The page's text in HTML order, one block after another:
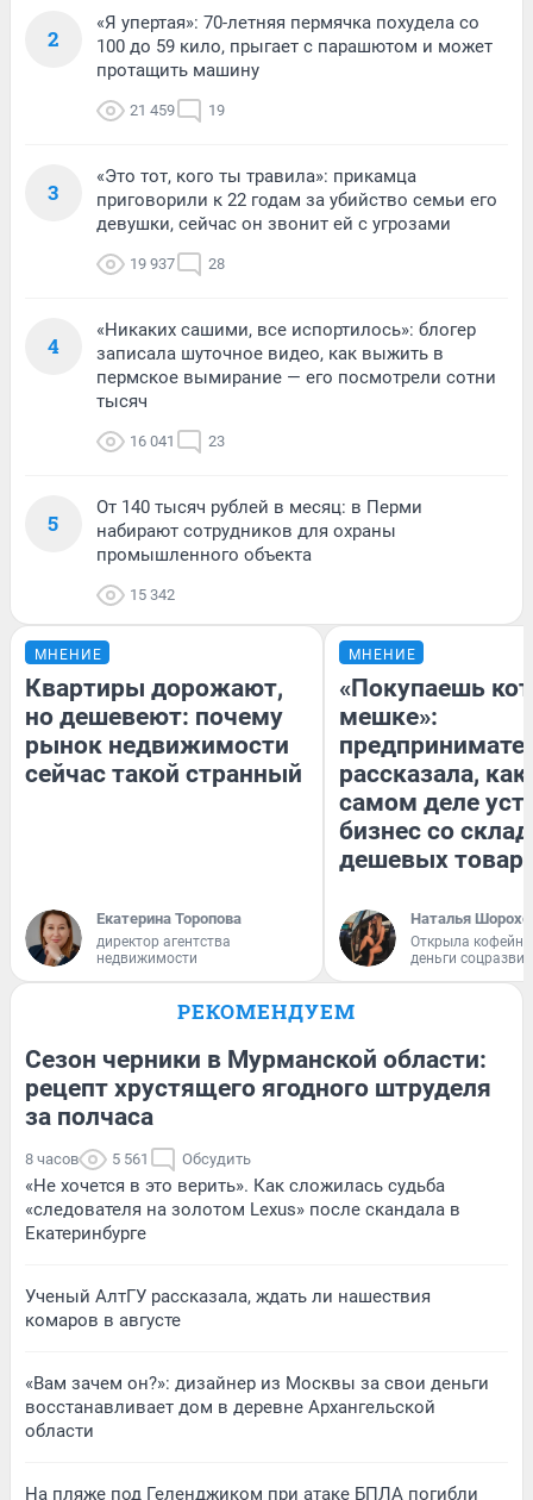
2
«Я упертая»: 70-летняя пермячка похудела со
100 до 59 кило, прыгает с парашютом и может
протащить машину
21 459 19
3
«Это тот, кого ты травила»: прикамца
приговорили к 22 годам за убийство семьи его
девушки, сейчас он звонит ей с угрозами
19 937 28
4
«Никаких сашими, все испортилось»: блогер
записала шуточное видео, как выжить в
пермское вымирание — его посмотрели сотни
тысяч
16 041 23
5
От 140 тысяч рублей в месяц: в Перми
набирают сотрудников для охраны
промышленного объекта
15 342
МНЕНИЕ
Квартиры дорожают,
но дешевеют: почему
рынок недвижимости
сейчас такой странный
Екатерина Торопова
директор агентства
недвижимости
МНЕНИЕ
«Покупаешь
мешке»:
рассказала, как
самом деле
бизнес со
дешевых
Наталья
Открыла
деньги
РЕКОМЕНДУЕМ
Сезон черники в Мурманской области:
рецепт хрустящего ягодного штруделя
за полчаса
8 часов 5 561 Обсудить
«Не хочется в это верить». Как сложилась судьба
«следователя на золотом Lexus» после скандала в
Екатеринбурге
Ученый АлтГУ рассказала, ждать ли нашествия
комаров в августе
«Вам зачем он?»: дизайнер из Москвы за свои деньги
восстанавливает дом в деревне Архангельской
области
На пляже под Геленджиком при атаке БПЛА погибли